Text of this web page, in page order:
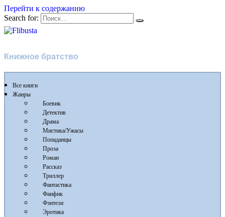
Перейти к содержанию
Search for:
Книжное братство
Все книги
Жанры
Боевик
Детектив
Драма
Мистика/Ужасы
Попаданцы
Проза
Роман
Рассказ
Триллер
Фантастика
Фанфик
Фэнтези
Эротика